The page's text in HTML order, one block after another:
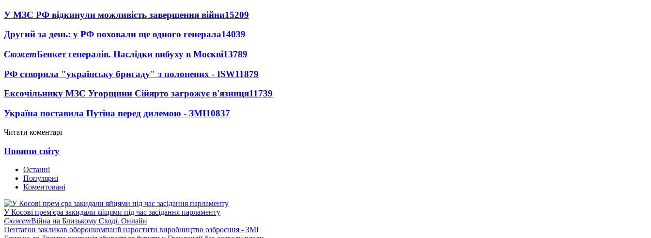
У МЗС РФ відкинули можливість завершення війни15209
Другий за день: у РФ поховали ще одного генерала14039
СюжетБенкет генералів. Наслідки вибуху в Москві13789
РФ створила "українську бригаду" з полонених - ISW11879
Ексочільнику МЗС Угорщини Сійярто загрожує в'язниця11739
Україна поставила Путіна перед дилемою - ЗМІ10837
Читати коментарі
Новини світу
Останні
Популярні
Коментовані
У Косові прем'єра закидали яйцями під час засідання парламенту
СюжетВійна на Близькому Сході. Онлайн
Пентагон закликав оборонкомпанії наростити виробництво озброєння - ЗМІ